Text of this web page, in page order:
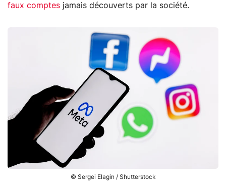
faux comptes jamais découverts par la société.
© Sergei Elagin / Shutterstock